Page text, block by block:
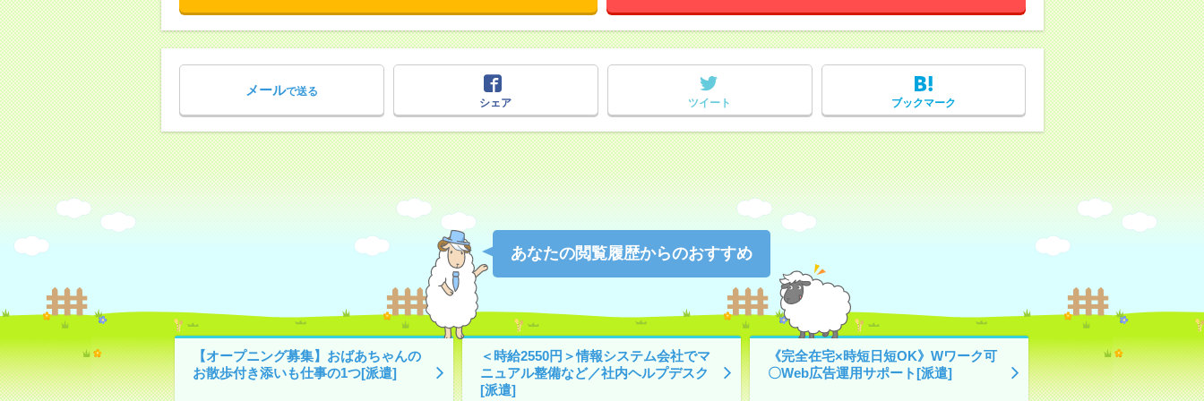
メールで送る
シェア
ツイート ブックマーク
あなたの閲覧履歴からのおすすめ
【オープニング募集】おばあちゃんの
お散歩付き添いも仕事の1つ[派遣]
＜時給2550円＞情報システム会社でマ
ニュアル整備など／社内ヘルプデスク
[派遣]
《完全在宅×時短日短OK》Wワーク可
〇Web広告運用サポート[派遣]